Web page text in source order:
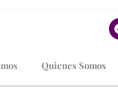
Quienes Somos